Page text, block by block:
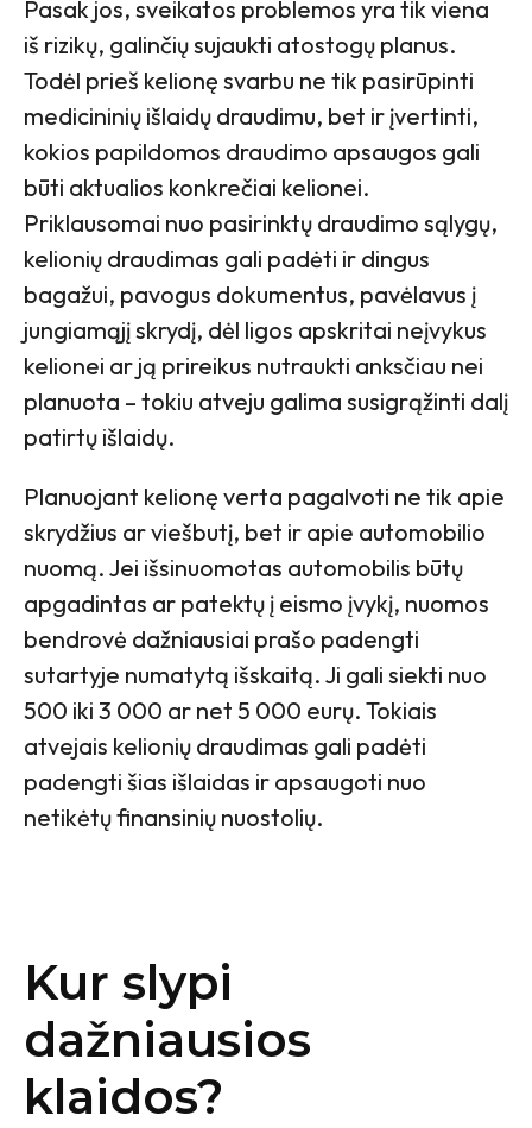
Pasak jos, sveikatos problemos yra tik viena
iš rizikų, galinčių sujaukti atostogų planus.
Todėl prieš kelionę svarbu ne tik pasirūpinti
medicininių išlaidų draudimu, bet ir įvertinti,
kokios papildomos draudimo apsaugos gali
būti aktualios konkrečiai kelionei.
Priklausomai nuo pasirinktų draudimo sąlygų,
kelionių draudimas gali padėti ir dingus
bagažui, pavogus dokumentus, pavėlavus į
jungiamąjį skrydį, dėl ligos apskritai neįvykus
kelionei ar ją prireikus nutraukti anksčiau nei
planuota – tokiu atveju galima susigrąžinti dalį
patirtų išlaidų.
Planuojant kelionę verta pagalvoti ne tik apie
skrydžius ar viešbutį, bet ir apie automobilio
nuomą. Jei išsinuomotas automobilis būtų
apgadintas ar patektų į eismo įvykį, nuomos
bendrovė dažniausiai prašo padengti
sutartyje numatytą išskaitą. Ji gali siekti nuo
500 iki 3 000 ar net 5 000 eurų. Tokiais
atvejais kelionių draudimas gali padėti
padengti šias išlaidas ir apsaugoti nuo
netikėtų finansinių nuostolių.
Kur slypi
dažniausios
klaidos?